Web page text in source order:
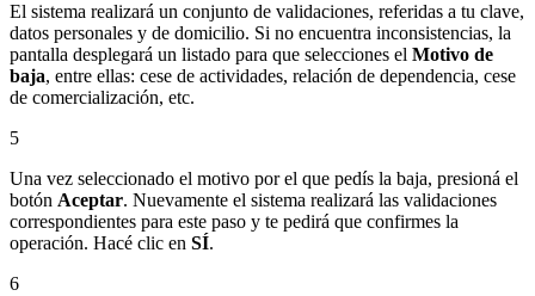
El sistema realizará un conjunto de validaciones, referidas a tu clave,
datos personales y de domicilio. Si no encuentra inconsistencias, la
pantalla desplegará un listado para que selecciones el Motivo de
baja, entre ellas: cese de actividades, relación de dependencia, cese
de comercialización, etc.
5
Una vez seleccionado el motivo por el que pedís la baja, presioná el
botón Aceptar. Nuevamente el sistema realizará las validaciones
correspondientes para este paso y te pedirá que confirmes la
operación. Hacé clic en SÍ.
6